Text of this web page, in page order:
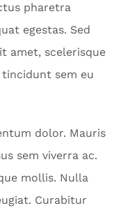
pharetra
egestas. Sed
amet, scelerisque
sem eu
dolor. Mauris
sem viverra ac.
mollis. Nulla
Curabitur